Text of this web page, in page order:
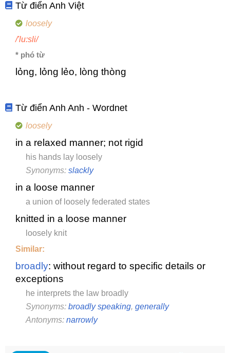
Từ điển Anh Việt
loosely
/'lu:sli/
* phó từ
lỏng, lỏng lẻo, lòng thòng
Từ điển Anh Anh - Wordnet
loosely
in a relaxed manner; not rigid
his hands lay loosely
Synonyms: slackly
in a loose manner
a union of loosely federated states
knitted in a loose manner
loosely knit
Similar:
broadly: without regard to specific details or
exceptions
he interprets the law broadly
Synonyms: broadly speaking, generally
Antonyms: narrowly